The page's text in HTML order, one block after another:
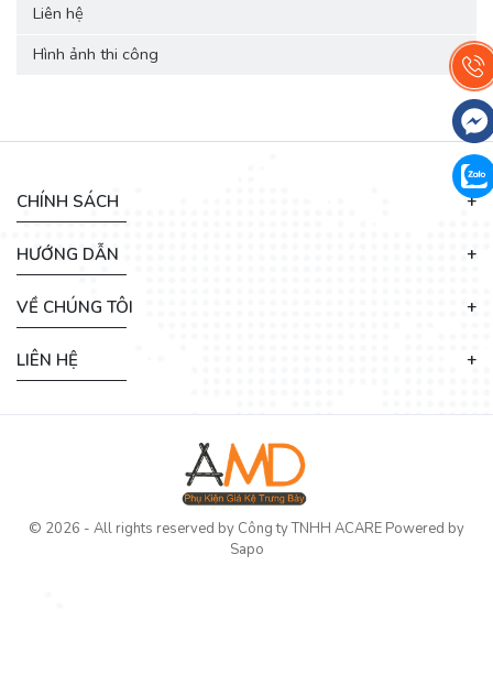
Liên hệ
Hình ảnh thi công
›
CHÍNH SÁCH
HƯỚNG DẪN
VỀ CHÚNG TÔI
LIÊN HỆ
© 2026 - All rights reserved by Công ty TNHH ACARE Powered by
Sapo